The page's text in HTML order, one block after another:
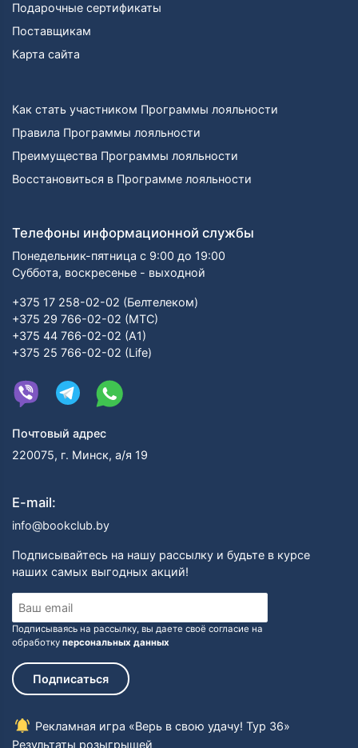
Подарочные сертификаты
Поставщикам
Карта сайта
Как стать участником Программы лояльности
Правила Программы лояльности
Преимущества Программы лояльности
Восстановиться в Программе лояльности
Телефоны информационной службы
Понедельник-пятница с 9:00 до 19:00
Суббота, воскресенье - выходной
+375 17 258-02-02 (Белтелеком)
+375 29 766-02-02 (МТС)
+375 44 766-02-02 (А1)
+375 25 766-02-02 (Life)
Почтовый адрес
220075, г. Минск, а/я 19
E-mail:
info@bookclub.by
Подписывайтесь на нашу рассылку и будьте в курсе
наших самых выгодных акций!
Подписываясь на рассылку, вы даете своё согласие на
обработку персональных данных
Подписаться
Рекламная игра «Верь в свою удачу! Тур 36»
Результаты розыгрышей